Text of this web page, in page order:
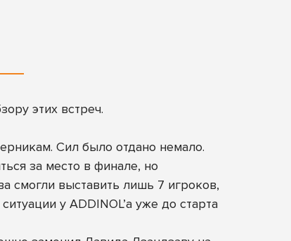
этих встреч.
Сил было отдано немало.
за место в финале, но
смогли выставить лишь 7 игроков,
у ADDINOL’а уже до старта